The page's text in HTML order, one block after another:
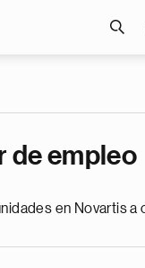
de empleo
en Novartis a